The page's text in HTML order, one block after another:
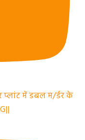
प्लांट में डबल म/र्डर के